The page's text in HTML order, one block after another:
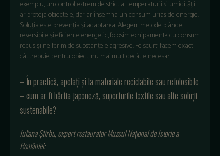
exemplu, un control extrem de strict al temperaturii și umidității
ar proteja obiectele, dar ar însemna un consum uriaș de energie.
Soluția este prevenția și adaptarea. Alegem metode blânde,
reversibile și eficiente energetic, folosim echipamente cu consum
redus și ne ferim de substanțele agresive. Pe scurt: facem exact
cât trebuie pentru obiect, nu mai mult decât e necesar.
– În practică, apelați și la materiale reciclabile sau refolosibile
– cum ar fi hârtia japoneză, suporturile textile sau alte soluții
sustenabile?
Iuliana Știrbu, expert restaurator Muzeul Național de Istorie a
României: